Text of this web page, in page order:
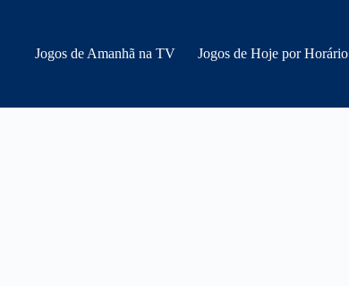
Jogos de Amanhã na TV Jogos de Hoje por Horário